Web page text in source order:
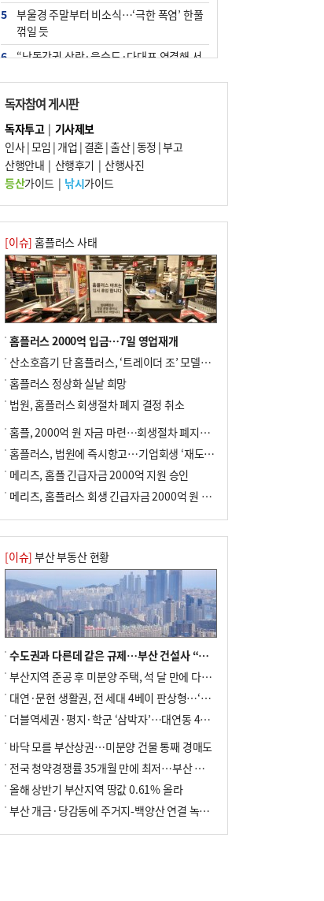
5
부울경 주말부터 비소식…‘극한 폭염’ 한풀
꺾일 듯
6
“낙동강권 삼락·을숙도·다대포 연결해 서
7
오늘의 날씨- 2026년 8월 7일
8
외국인 선원 ‘인신매매 경유지’ 된 부산…
우려가 현실로
9
[사설] 해수부 신청사 북항으로 확정, 해양
수도 도약의 전환점
10 르노 못 타는 부산시장…관용차 규정에 막
힌 지역기업 응원
독자참여 게시판
독자투고| 기사제보
인사|모임 | 개업 | 결혼|출산|동정 |부고
산행안내 | 산행후기 | 산행사진
등산가이드| 낚시가이드
[이슈] 홈플러스 사태
홈플러스 2000억 입금…7일 영업재개
산소호흡기 단 홈플러스, ‘트레이더 조’ 모델로 살아날까
홈플러스 정상화 실낱 희망
법원, 홈플러스 회생절차 폐지 결정 취소
홈플, 2000억 원 자금 마련…회생절차 폐지에 즉시항고(종합)
홈플러스, 법원에 즉시항고…기업회생 ‘재도전’
메리츠, 홈플 긴급자금 2000억 지원 승인
메리츠, 홈플러스 회생 긴급자금 2000억 원 지원 승인
[이슈] 부산 부동산 현황
수도권과 다른데 같은 규제…부산 건설사 “쓰러지기 직전”
부산지역 준공 후 미분양 주택, 석 달 만에 다시 3000가구 넘어서
대연·문현 생활권, 전 세대 4베이 판상형…‘더샵 트리센트’ 내달 분양
더블역세권·평지·학군 ‘삼박자’…대연동 42층 브랜드 단지
바닥 모를 부산상권…미분양 건물 통째 경매도
전국 청약경쟁률 35개월 만에 최저…부산 미분양 ‘적체’ 심화
올해 상반기 부산지역 땅값 0.61% 올라
부산 개금·당감동에 주거지-백양산 연결 녹지 조성